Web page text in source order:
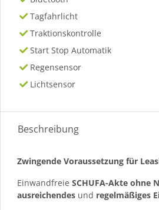
Tagfahrlicht
Traktionskontrolle
Start Stop Automatik
Regensensor
Lichtsensor
Beschreibung
Zwingende Voraussetzung für
Einwandfreie SCHUFA-Akte ohne
ausreichendes und regelmäßiges